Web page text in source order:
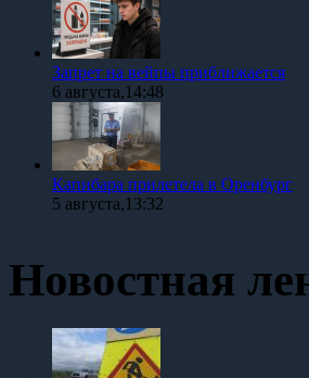
Запрет на вейпы приближается
6 августа,14:48
Капибара прилетела в Оренбург
5 августа,13:32
Новостная